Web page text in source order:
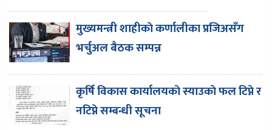
मुख्यमन्त्री शाहीकाे कर्णालीका प्रजिअसँग
भर्चुअल बैठक सम्पन्न
कृर्षि विकास कार्यालयकाे स्याउकाे फल टिप्ने र
नटिप्ने सम्बन्धी सूचना